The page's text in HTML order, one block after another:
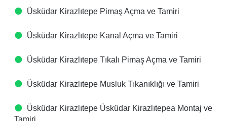
Üsküdar Kirazlıtepe Pimaş Açma ve Tamiri
Üsküdar Kirazlıtepe Kanal Açma ve Tamiri
Üsküdar Kirazlıtepe Tıkalı Pimaş Açma ve Tamiri
Üsküdar Kirazlıtepe Musluk Tıkanıklığı ve Tamiri
Üsküdar Kirazlıtepe Üsküdar Kirazlıtepea Montaj ve
Tamiri